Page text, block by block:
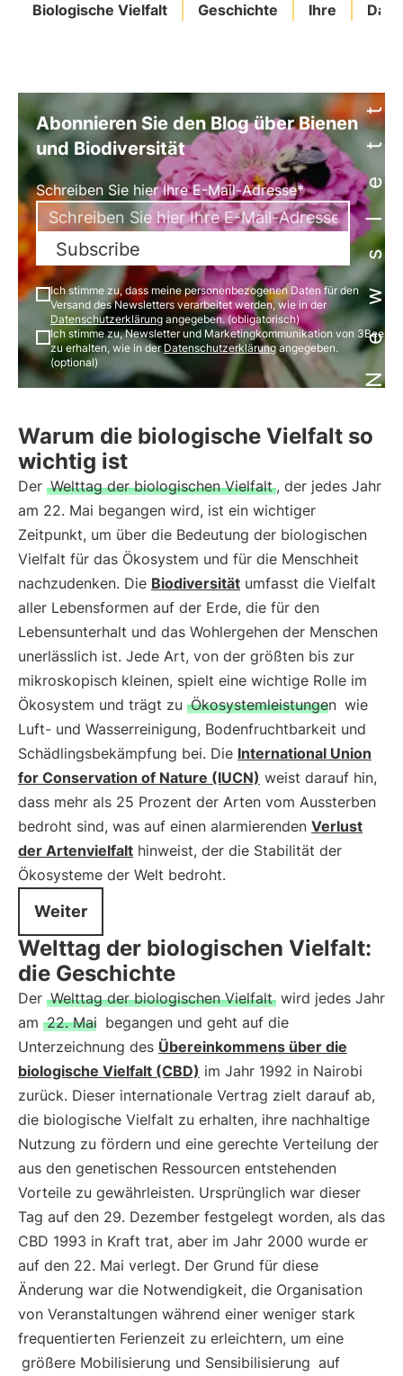
Biologische Vielfalt Geschichte Ihre Dati
Newsletter
Abonnieren Sie den Blog über Bienen
und Biodiversität
Schreiben Sie hier Ihre E-Mail-Adresse*
Subscribe
Ich stimme zu, dass meine personenbezogenen Daten für den
Versand des Newsletters verarbeitet werden, wie in der
Datenschutzerklärung angegeben. (obligatorisch)
Ich stimme zu, Newsletter und Marketingkommunikation von 3Bee
zu erhalten, wie in derDatenschutzerklärungangegeben.
(optional)
Warum die biologische Vielfalt so
wichtig ist
Der Welttag der biologischen Vielfalt , der jedes Jahr
am 22. Mai begangen wird, ist ein wichtiger
Zeitpunkt, um über die Bedeutung der biologischen
Vielfalt für das Ökosystem und für die Menschheit
nachzudenken. Die Biodiversität umfasst die Vielfalt
aller Lebensformen auf der Erde, die für den
Lebensunterhalt und das Wohlergehen der Menschen
unerlässlich ist. Jede Art, von der größten bis zur
mikroskopisch kleinen, spielt eine wichtige Rolle im
Ökosystem und trägt zu Ökosystemleistungen wie
Luft- und Wasserreinigung, Bodenfruchtbarkeit und
Schädlingsbekämpfung bei. Die International Union
for Conservation of Nature (IUCN) weist darauf hin,
dass mehr als 25 Prozent der Arten vom Aussterben
bedroht sind, was auf einen alarmierenden Verlust
der Artenvielfalt hinweist, der die Stabilität der
Ökosysteme der Welt bedroht.
Weiter
Welttag der biologischen Vielfalt:
die Geschichte
Der Welttag der biologischen Vielfalt wird jedes Jahr
am 22. Mai begangen und geht auf die
Unterzeichnung des Übereinkommens über die
biologische Vielfalt (CBD) im Jahr 1992 in Nairobi
zurück. Dieser internationale Vertrag zielt darauf ab,
die biologische Vielfalt zu erhalten, ihre nachhaltige
Nutzung zu fördern und eine gerechte Verteilung der
aus den genetischen Ressourcen entstehenden
Vorteile zu gewährleisten. Ursprünglich war dieser
Tag auf den 29. Dezember festgelegt worden, als das
CBD 1993 in Kraft trat, aber im Jahr 2000 wurde er
auf den 22. Mai verlegt. Der Grund für diese
Änderung war die Notwendigkeit, die Organisation
von Veranstaltungen während einer weniger stark
frequentierten Ferienzeit zu erleichtern, um eine
größere Mobilisierung und Sensibilisierung auf